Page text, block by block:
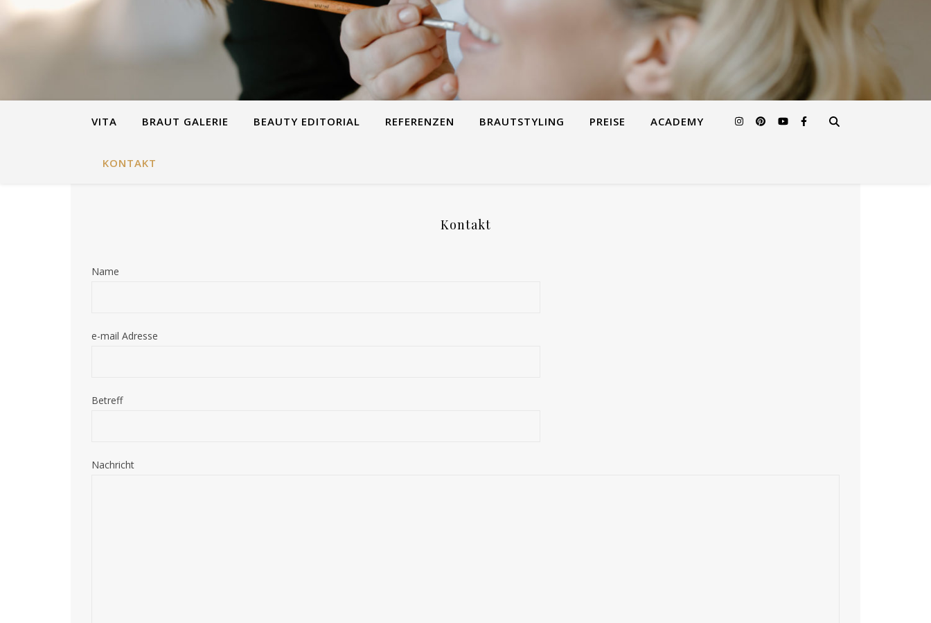
VITA BRAUT GALERIE BEAUTY EDITORIAL REFERENZEN BRAUTSTYLING PREISE ACADEMY
KONTAKT
Kontakt
Name
e-mail Adresse
Betreff
Nachricht